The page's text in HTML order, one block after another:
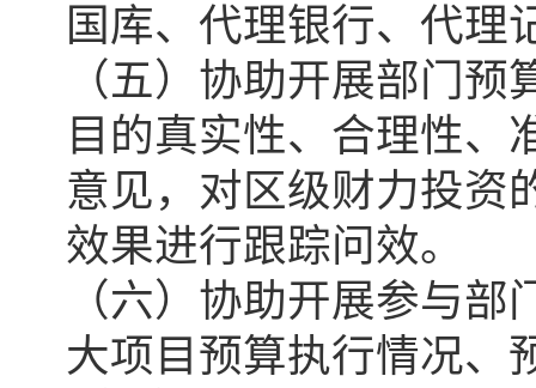
国库、代理银行、代理
（五）协助开展部门
目的真实性、合理性、
意见，对区级财力投资
效果进行跟踪问效。
（六）协助开展参与
大项目预算执行情况、